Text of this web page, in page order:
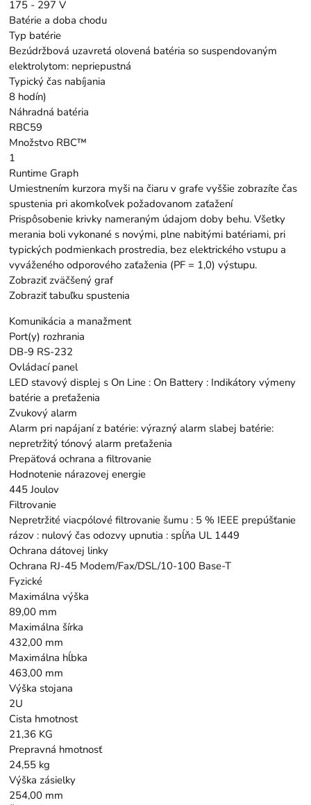
175 - 297 V
Batérie a doba chodu
Typ batérie
Bezúdržbová uzavretá olovená batéria so suspendovaným
elektrolytom: nepriepustná
Typický čas nabíjania
8 hodín)
Náhradná batéria
RBC59
Množstvo RBC™
1
Runtime Graph
Umiestnením kurzora myši na čiaru v grafe vyššie zobrazíte čas
spustenia pri akomkoľvek požadovanom zaťažení
Prispôsobenie krivky nameraným údajom doby behu. Všetky
merania boli vykonané s novými, plne nabitými batériami, pri
typických podmienkach prostredia, bez elektrického vstupu a
vyváženého odporového zaťaženia (PF = 1,0) výstupu.
Zobraziť zväčšený graf
Zobraziť tabuľku spustenia
Komunikácia a manažment
Port(y) rozhrania
DB-9 RS-232
Ovládací panel
LED stavový displej s On Line : On Battery : Indikátory výmeny
batérie a preťaženia
Zvukový alarm
Alarm pri napájaní z batérie: výrazný alarm slabej batérie:
nepretržitý tónový alarm preťaženia
Prepäťová ochrana a filtrovanie
Hodnotenie nárazovej energie
445 Joulov
Filtrovanie
Nepretržité viacpólové filtrovanie šumu : 5 % IEEE prepúšťanie
rázov : nulový čas odozvy upnutia : spĺňa UL 1449
Ochrana dátovej linky
Ochrana RJ-45 Modem/Fax/DSL/10-100 Base-T
Fyzické
Maximálna výška
89,00 mm
Maximálna šírka
432,00 mm
Maximálna hĺbka
463,00 mm
Výška stojana
2U
Cista hmotnost
21,36 KG
Prepravná hmotnosť
24,55 kg
Výška zásielky
254,00 mm